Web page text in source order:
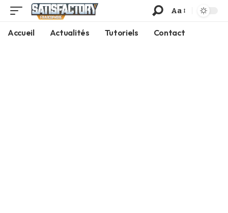
Aa
Accueil Actualités Tutoriels Contact